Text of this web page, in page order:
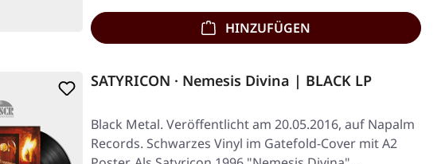
HINZUFÜGEN
SATYRICON · Nemesis Divina | BLACK LP
Black Metal. Veröffentlicht am 20.05.2016, auf Napalm
Records. Schwarzes Vinyl im Gatefold-Cover mit A2